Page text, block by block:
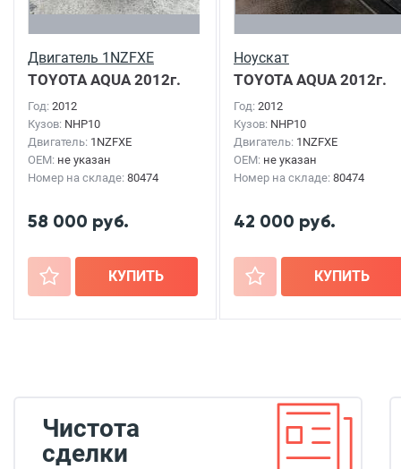
Двигатель 1NZFXE
TOYOTA AQUA2012г.
Год: 2012
Кузов: NHP10
Двигатель: 1NZFXE
OEM: не указан
Номер на складе: 80474
58 000 руб.
+ КУПИТЬ
Ноускат
TOYOTA AQUA2012г.
Год: 2012
Кузов: NHP10
Двигатель: 1NZFXE
OEM: не указан
Номер на складе: 80474
42 000 руб.
+ КУПИТЬ
Чистота
сделки